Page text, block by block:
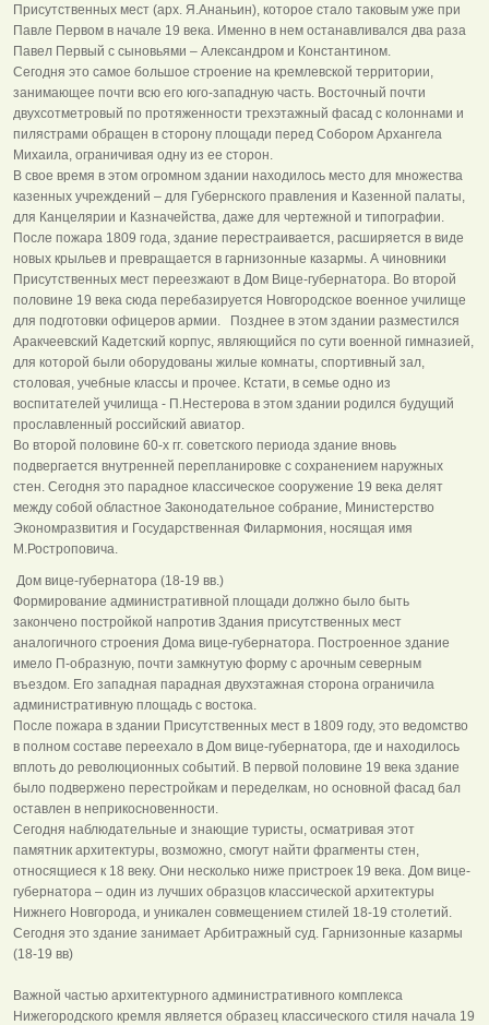
Присутственных мест (арх. Я.Ананьин), которое стало таковым уже при
Павле Первом в начале 19 века. Именно в нем останавливался два раза
Павел Первый с сыновьями – Александром и Константином.
Сегодня это самое большое строение на кремлевской территории,
занимающее почти всю его юго-западную часть. Восточный почти
двухсотметровый по протяженности трехэтажный фасад с колоннами и
пилястрами обращен в сторону площади перед Собором Архангела
Михаила, ограничивая одну из ее сторон.
В свое время в этом огромном здании находилось место для множества
казенных учреждений – для Губернского правления и Казенной палаты,
для Канцелярии и Казначейства, даже для чертежной и типографии.
После пожара 1809 года, здание перестраивается, расширяется в виде
новых крыльев и превращается в гарнизонные казармы. А чиновники
Присутственных мест переезжают в Дом Вице-губернатора. Во второй
половине 19 века сюда перебазируется Новгородское военное училище
для подготовки офицеров армии. Позднее в этом здании разместился
Аракчеевский Кадетский корпус, являющийся по сути военной гимназией,
для которой были оборудованы жилые комнаты, спортивный зал,
столовая, учебные классы и прочее. Кстати, в семье одно из
воспитателей училища - П.Нестерова в этом здании родился будущий
прославленный российский авиатор.
Во второй половине 60-х гг. советского периода здание вновь
подвергается внутренней перепланировке с сохранением наружных
стен. Сегодня это парадное классическое сооружение 19 века делят
между собой областное Законодательное собрание, Министерство
Экономразвития и Государственная Филармония, носящая имя
М.Ростроповича.
Дом вице-губернатора (18-19 вв.)
Формирование административной площади должно было быть
закончено постройкой напротив Здания присутственных мест
аналогичного строения Дома вице-губернатора. Построенное здание
имело П-образную, почти замкнутую форму с арочным северным
въездом. Его западная парадная двухэтажная сторона ограничила
административную площадь с востока.
После пожара в здании Присутственных мест в 1809 году, это ведомство
в полном составе переехало в Дом вице-губернатора, где и находилось
вплоть до революционных событий. В первой половине 19 века здание
было подвержено перестройкам и переделкам, но основной фасад бал
оставлен в неприкосновенности.
Сегодня наблюдательные и знающие туристы, осматривая этот
памятник архитектуры, возможно, смогут найти фрагменты стен,
относящиеся к 18 веку. Они несколько ниже пристроек 19 века. Дом вице-
губернатора – один из лучших образцов классической архитектуры
Нижнего Новгорода, и уникален совмещением стилей 18-19 столетий.
Сегодня это здание занимает Арбитражный суд. Гарнизонные казармы
(18-19 вв)
Важной частью архитектурного административного комплекса
Нижегородского кремля является образец классического стиля начала 19